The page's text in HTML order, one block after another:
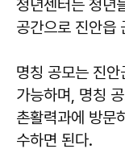
청년센터는 청년
공간으로 진안읍
명칭 공모는 진
가능하며, 명칭
촌활력과에 방문
수하면 된다.